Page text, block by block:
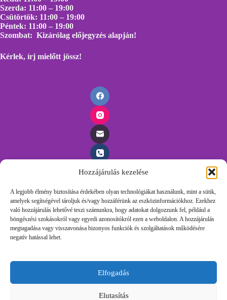
Hozzájárulás kezelése
A legjobb élmény biztosítása érdekében olyan technológiákat használunk, mint a sütik,
amelyek segítségével tároljuk és/vagy hozzáférünk az eszközinformációkhoz. Ezekhez
való hozzájárulás lehetővé teszi számunkra, hogy adatokat dolgozzunk fel, például a
böngészési szokásokról vagy egyedi azonosítókról ezen a weboldalon. A hozzájárulás
megtagadása vagy visszavonása bizonyos funkciók és szolgáltatások működésére
negatív hatással lehet.
Elfogadás
Elutasítás
Szerda: 11:00 – 19:00
Csütörtök: 11:00 – 19:00
Péntek: 11:00 – 19:00
Szombat: Kizárólag előjegyzés alapján!
Kérlek, írj mielőtt jössz!
Időpontfoglalás
Foglalj időpontot egyszerűen, töltsd ki az űrlapunkat és
felvesszük veled a kapcsolatot.
Foglalj időpontot egyszerűen, töltsd ki az űrlapunkat és